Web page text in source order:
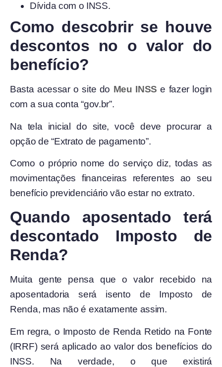
Dívida com o INSS.
Como descobrir se houve
descontos no o valor do
benefício?
Basta acessar o site do Meu INSS e fazer login
com a sua conta “gov.br”.
Na tela inicial do site, você deve procurar a
opção de “Extrato de pagamento”.
Como o próprio nome do serviço diz, todas as
movimentações financeiras referentes ao seu
benefício previdenciário vão estar no extrato.
Quando aposentado terá
descontado Imposto de
Renda?
Muita gente pensa que o valor recebido na
aposentadoria será isento de Imposto de
Renda, mas não é exatamente assim.
Em regra, o Imposto de Renda Retido na Fonte
(IRRF) será aplicado ao valor dos benefícios do
INSS. Na verdade, o que existirá